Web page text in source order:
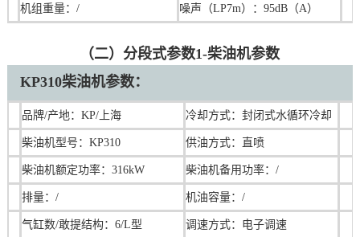
机组重量：/
噪声（LP7m）：95dB（A）
（二）分段式参数1-柴油机参数
KP310柴油机参数：
品牌/产地：KP/上海 冷却方式：封闭式水循环冷却
柴油机型号：KP310 供油方式：直喷
柴油机额定功率：316kW 柴油机备用功率：/
排量：/ 机油容量：/
气缸数/敢提结构：6/L型 调速方式：电子调速